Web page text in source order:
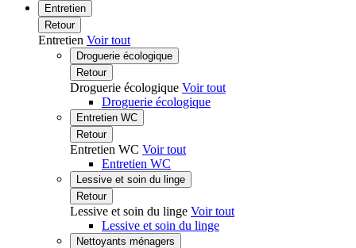
Entretien
Retour
Entretien Voir tout
Droguerie écologique
Retour
Droguerie écologique Voir tout
Droguerie écologique
Entretien WC
Retour
Entretien WC Voir tout
Entretien WC
Lessive et soin du linge
Retour
Lessive et soin du linge Voir tout
Lessive et soin du linge
Nettoyants ménagers